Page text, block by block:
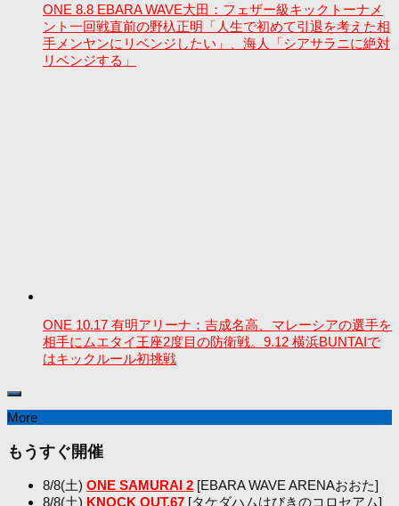
ONE 8.8 EBARA WAVE大田：フェザー級キックトーナメ
ント一回戦直前の野杁正明「人生で初めて引退を考えた相
手メンヤンにリベンジしたい」、海人「シアサラニに絶対
リベンジする」
ONE 10.17 有明アリーナ：吉成名高、マレーシアの選手を
相手にムエタイ王座2度目の防衛戦。9.12 横浜BUNTAIで
はキックルール初挑戦
More
もうすぐ開催
8/8(土) ONE SAMURAI 2 [EBARA WAVE ARENAおおた]
8/8(土) KNOCK OUT.67 [タケダハムはびきのコロセアム]